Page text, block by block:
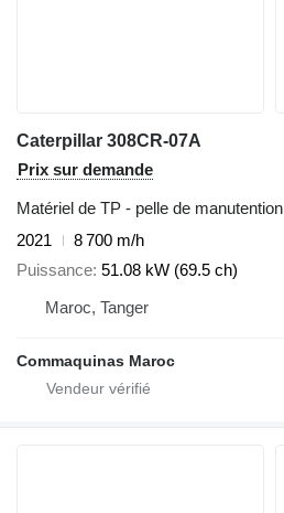
Caterpillar 308CR-07A
Prix sur demande
Matériel de TP - pelle de manutention
2021
8 700 m/h
Puissance 51.08 kW (69.5 ch)
Maroc, Tanger
Commaquinas Maroc